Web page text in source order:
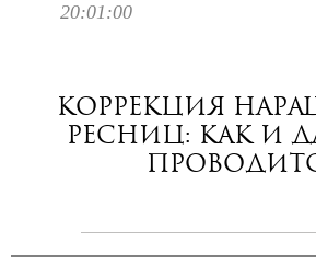
20:01:00
Коррекция
ресниц: как и